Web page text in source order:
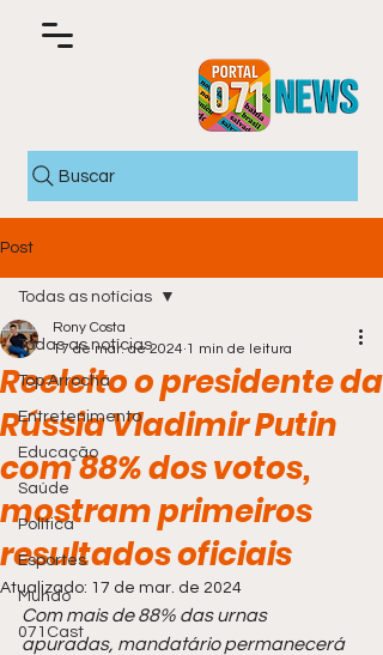
Buscar
Post
Todas as notícias
Top Arrocha
Entretenimento
Educação
Saúde
Política
Esportes
Mundo
071Cast
Todas as notícias
Reeleito o presidente da
Rússia Vladimir Putin
com 88% dos votos,
mostram primeiros
resultados oficiais
Rony Costa
17 de mar. de 2024 1 min de leitura
Atualizado: 17 de mar. de 2024
Com mais de 88% das urnas
apuradas, mandatário permanecerá